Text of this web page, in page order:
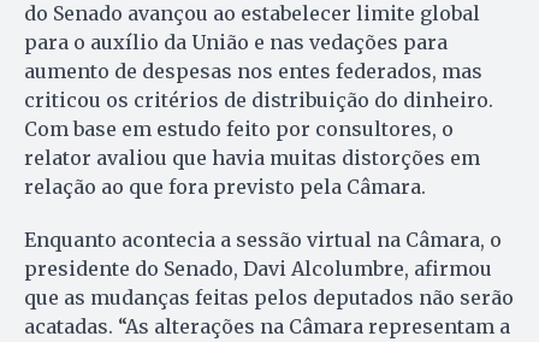
do Senado avançou ao estabelecer limite global
para o auxílio da União e nas vedações para
aumento de despesas nos entes federados, mas
criticou os critérios de distribuição do dinheiro.
Com base em estudo feito por consultores, o
relator avaliou que havia muitas distorções em
relação ao que fora previsto pela Câmara.
Enquanto acontecia a sessão virtual na Câmara, o
presidente do Senado, Davi Alcolumbre, afirmou
que as mudanças feitas pelos deputados não serão
acatadas. “As alterações na Câmara representam a